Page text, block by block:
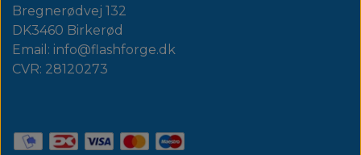
Bregnerødvej 132
DK3460 Birkerød
Email: info@flashforge.dk
CVR: 28120273